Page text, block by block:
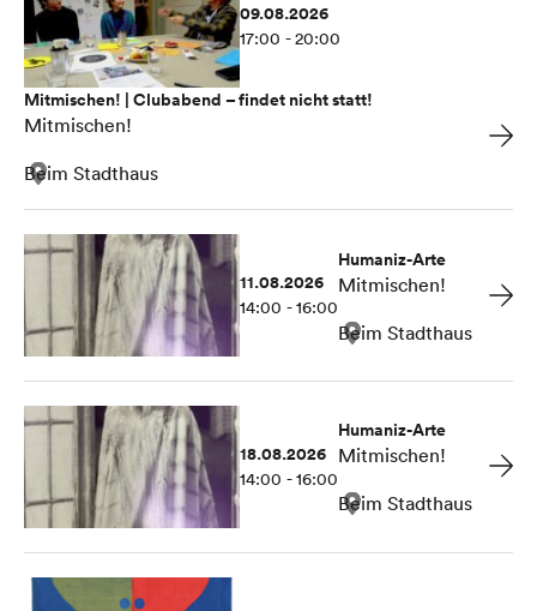
09.08.2026
17:00 - 20:00
Mitmischen! | Clubabend – findet nicht statt!
Mitmischen!
Beim Stadthaus
11.08.2026
14:00 - 16:00
Humaniz-Arte
Mitmischen!
Beim Stadthaus
18.08.2026
14:00 - 16:00
Humaniz-Arte
Mitmischen!
Beim Stadthaus